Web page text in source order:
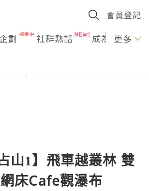
會員登記
劃 社群熱話 成為U更多
山1】飛車越叢林 雙
床Cafe觀瀑布